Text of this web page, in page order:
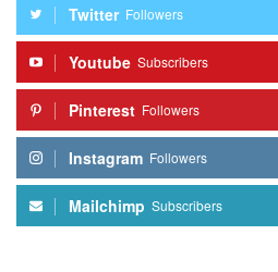
Twitter Followers
Youtube Subscribers
Pinterest Followers
Instagram Followers
Mailchimp Subscribers